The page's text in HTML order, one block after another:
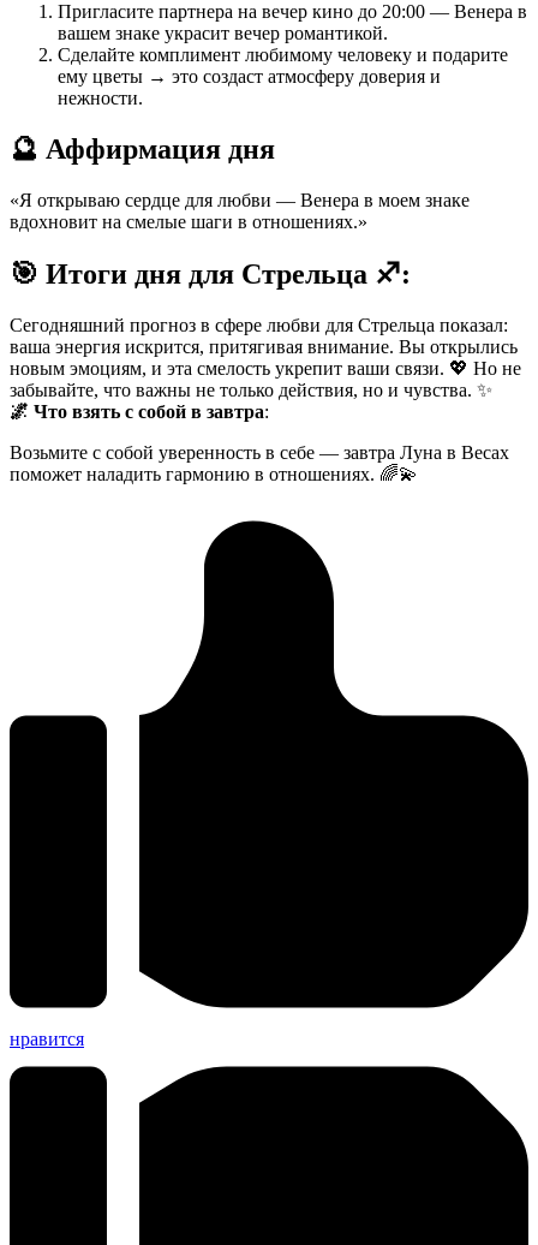
Пригласите партнера на вечер кино до 20:00 — Венера в
вашем знаке украсит вечер романтикой.
Сделайте комплимент любимому человеку и подарите
ему цветы → это создаст атмосферу доверия и
нежности.
🔮 Аффирмация дня
«Я открываю сердце для любви — Венера в моем знаке
вдохновит на смелые шаги в отношениях.»
🎯 Итоги дня для Стрельца ♐️:
Сегодняшний прогноз в сфере любви для Стрельца показал:
ваша энергия искрится, притягивая внимание. Вы открылись
новым эмоциям, и эта смелость укрепит ваши связи. 💖 Но не
забывайте, что важны не только действия, но и чувства. ✨
🌌 Что взять с собой в завтра:
Возьмите с собой уверенность в себе — завтра Луна в Весах
поможет наладить гармонию в отношениях. 🌈💫
нравится